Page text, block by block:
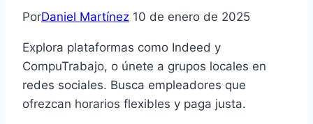
PorDaniel Martínez 10 de enero de 2025
Explora plataformas como Indeed y
CompuTrabajo, o únete a grupos locales en
redes sociales. Busca empleadores que
ofrezcan horarios flexibles y paga justa.